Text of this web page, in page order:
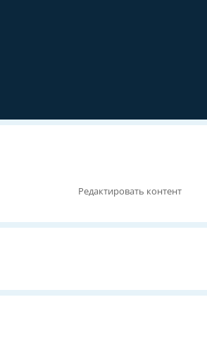
Редактировать контент